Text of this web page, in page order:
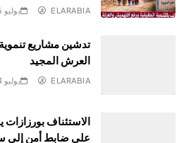
ELARABIA يوليو 26, 2026
تدشين مشاريع
العرش المجيد
ELARABIA يوليو 24, 2026
الاستئناف
على ضابط أمن إلى